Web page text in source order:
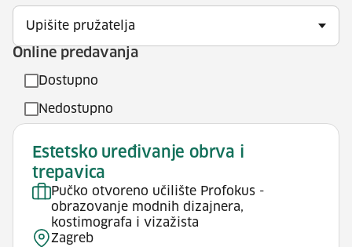
Upišite pružatelja
Online predavanja
Dostupno
Nedostupno
Estetsko uređivanje obrva i
trepavica
Pučko otvoreno učilište Profokus -
obrazovanje modnih dizajnera,
kostimografa i vizažista
Zagreb